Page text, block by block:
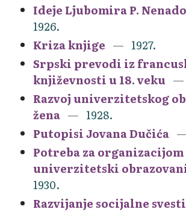
Ideje Ljubomira P.
1926.
Kriza knjige
1927.
Srpski prevodi iz
književnosti u 18. veku
Razvoj univerzitetskog
žena
1928.
Putopisi Jovana Dučića
Potreba za organizacijom
univerzitetski
1930.
Razvijanje socijalne svesti